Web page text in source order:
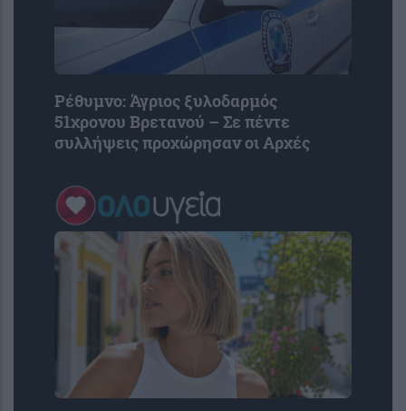
Ρέθυμνο: Άγριος ξυλοδαρμός
51χρονου Βρετανού – Σε πέντε
συλλήψεις προχώρησαν οι Αρχές